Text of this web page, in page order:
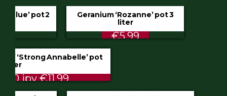
Geranium ‘Rozanne’ pot 3
€5.99
Hydrangea ‘Incrediball’ of ‘Strong Annabelle’
STUNT €9.50 ipv €11.99